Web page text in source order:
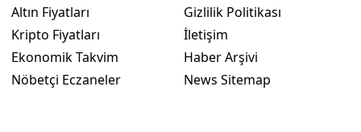
Altın Fiyatları
Kripto Fiyatları
Ekonomik Takvim
Nöbetçi Eczaneler
Gizlilik Politikası
İletişim
Haber Arşivi
News Sitemap